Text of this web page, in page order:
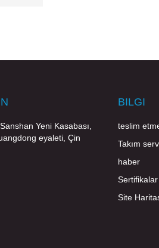
Yeni Kasabası,
eyaleti, Çin
BILGI
teslim
Takım
haber
Sertifikalar
Site